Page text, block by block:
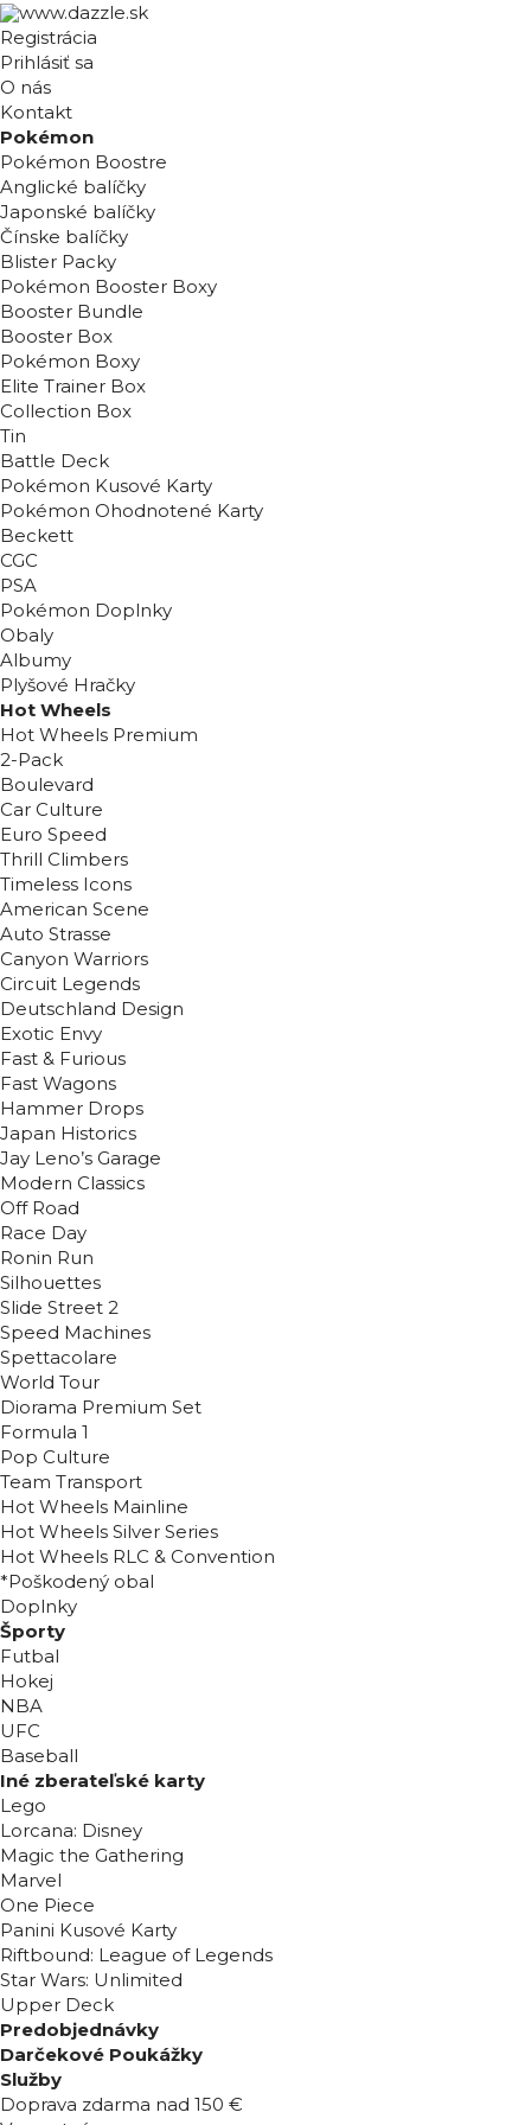
Registrácia
Prihlásiť sa
O nás
Kontakt
Pokémon
Pokémon Boostre
Anglické balíčky
Japonské balíčky
Čínske balíčky
Blister Packy
Pokémon Booster Boxy
Booster Bundle
Booster Box
Pokémon Boxy
Elite Trainer Box
Collection Box
Tin
Battle Deck
Pokémon Kusové Karty
Pokémon Ohodnotené Karty
Beckett
CGC
PSA
Pokémon Doplnky
Obaly
Albumy
Plyšové Hračky
Hot Wheels
Hot Wheels Premium
2-Pack
Boulevard
Car Culture
Euro Speed
Thrill Climbers
Timeless Icons
American Scene
Auto Strasse
Canyon Warriors
Circuit Legends
Deutschland Design
Exotic Envy
Fast & Furious
Fast Wagons
Hammer Drops
Japan Historics
Jay Leno’s Garage
Modern Classics
Off Road
Race Day
Ronin Run
Silhouettes
Slide Street 2
Speed Machines
Spettacolare
World Tour
Diorama Premium Set
Formula 1
Pop Culture
Team Transport
Hot Wheels Mainline
Hot Wheels Silver Series
Hot Wheels RLC & Convention
*Poškodený obal
Doplnky
Športy
Futbal
Hokej
NBA
UFC
Baseball
Iné zberateľské karty
Lego
Lorcana: Disney
Magic the Gathering
Marvel
One Piece
Panini Kusové Karty
Riftbound: League of Legends
Star Wars: Unlimited
Upper Deck
Predobjednávky
Darčekové Poukážky
Služby
Doprava zdarma nad 150 €